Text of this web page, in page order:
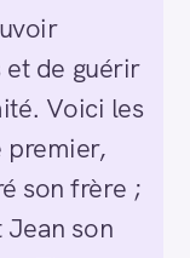
et de guérir
Voici les
premier,
son frère ;
son